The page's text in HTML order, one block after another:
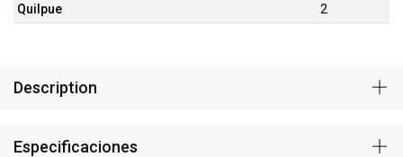
Quilpue
2
Description
Especificaciones